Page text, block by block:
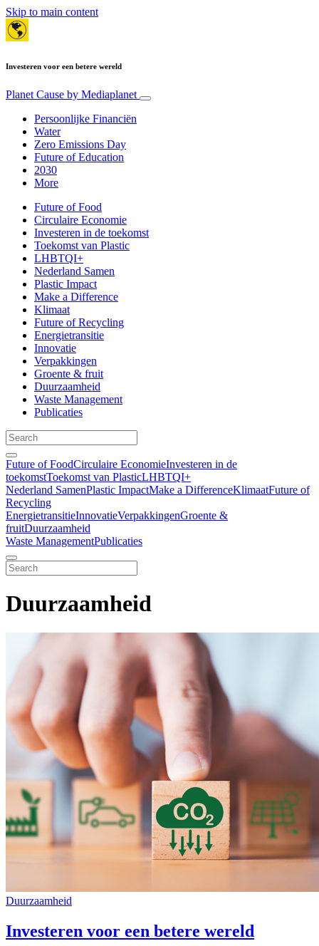
Skip to main content
Investeren voor een betere wereld
Planet Cause by Mediaplanet
Persoonlijke Financiën
Water
Zero Emissions Day
Future of Education
2030
More
Future of Food
Circulaire Economie
Investeren in de toekomst
Toekomst van Plastic
LHBTQI+
Nederland Samen
Plastic Impact
Make a Difference
Klimaat
Future of Recycling
Energietransitie
Innovatie
Verpakkingen
Groente & fruit
Duurzaamheid
Waste Management
Publicaties
Future of FoodCirculaire EconomieInvesteren in de
toekomstToekomst van PlasticLHBTQI+
Nederland SamenPlastic ImpactMake a DifferenceKlimaatFuture of
Recycling
EnergietransitieInnovatieVerpakkingenGroente &
fruitDuurzaamheid
Waste ManagementPublicaties
Duurzaamheid
Duurzaamheid
Investeren voor een betere wereld